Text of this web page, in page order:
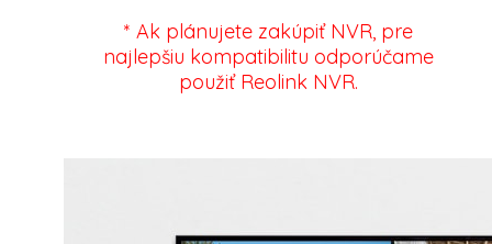
* Ak plánujete zakúpiť NVR, pre
najlepšiu kompatibilitu odporúčame
použiť Reolink NVR.